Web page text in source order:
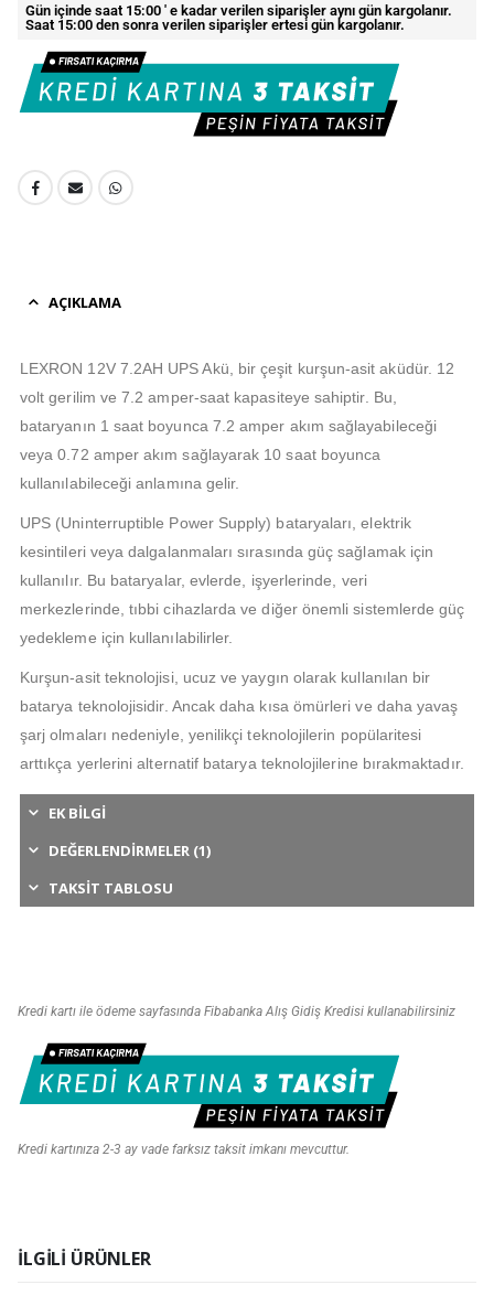
Gün içinde saat 15:00 ' e kadar verilen siparişler aynı gün kargolanır.
Saat 15:00 den sonra verilen siparişler ertesi gün kargolanır.
AÇIKLAMA
LEXRON 12V 7.2AH UPS Akü, bir çeşit kurşun-asit aküdür. 12
volt gerilim ve 7.2 amper-saat kapasiteye sahiptir. Bu,
bataryanın 1 saat boyunca 7.2 amper akım sağlayabileceği
veya 0.72 amper akım sağlayarak 10 saat boyunca
kullanılabileceği anlamına gelir.
UPS (Uninterruptible Power Supply) bataryaları, elektrik
kesintileri veya dalgalanmaları sırasında güç sağlamak için
kullanılır. Bu bataryalar, evlerde, işyerlerinde, veri
merkezlerinde, tıbbi cihazlarda ve diğer önemli sistemlerde güç
yedekleme için kullanılabilirler.
Kurşun-asit teknolojisi, ucuz ve yaygın olarak kullanılan bir
batarya teknolojisidir. Ancak daha kısa ömürleri ve daha yavaş
şarj olmaları nedeniyle, yenilikçi teknolojilerin popülaritesi
arttıkça yerlerini alternatif batarya teknolojilerine bırakmaktadır.
EK BILGI
DEĞERLENDIRMELER (1)
TAKSIT TABLOSU
Kredi kartı ile ödeme sayfasında Fibabanka Alış Gidiş Kredisi kullanabilirsiniz
Kredi kartınıza 2-3 ay vade farksız taksit imkanı mevcuttur.
İLGILI ÜRÜNLER